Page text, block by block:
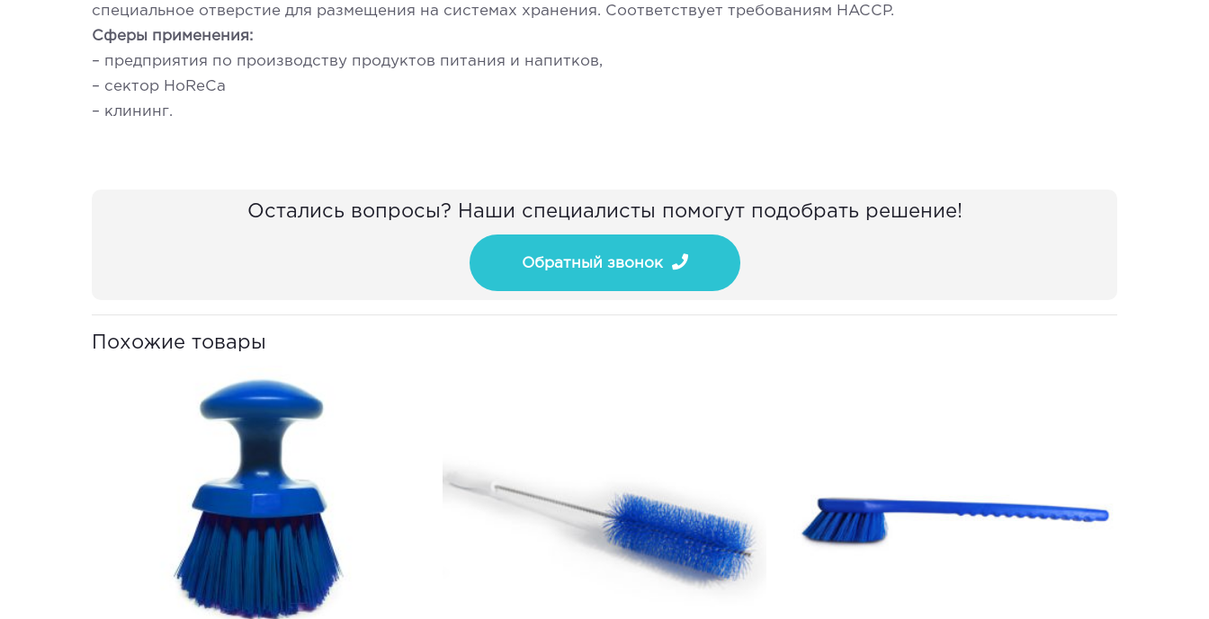
специальное отверстие для размещения на системах хранения. Соответствует требованиям HACCP.
Сферы применения:
– предприятия по производству продуктов питания и напитков,
– сектор HoReCa
– клининг.
Остались вопросы? Наши специалисты помогут подобрать решение!
Обратный звонок
Похожие товары